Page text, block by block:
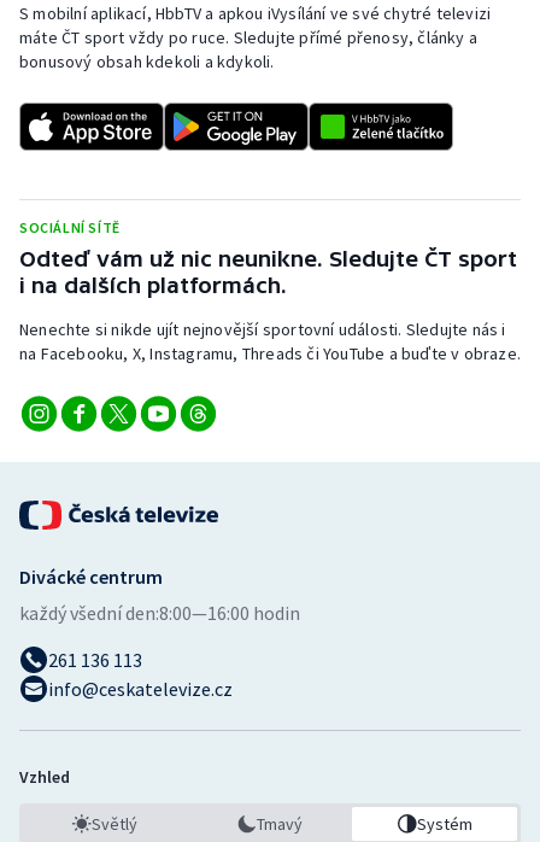
S mobilní aplikací, HbbTV a apkou iVysílání ve své chytré televizi
máte ČT sport vždy po ruce. Sledujte přímé přenosy, články a
bonusový obsah kdekoli a kdykoli.
SOCIÁLNÍ SÍTĚ
Odteď vám už nic neunikne. Sledujte ČT sport
i na dalších platformách.
Nenechte si nikde ujít nejnovější sportovní události. Sledujte nás i
na Facebooku, X, Instagramu, Threads či YouTube a buďte v obraze.
Divácké centrum
každý všední den:8:00—16:00 hodin
261 136 113
info@ceskatelevize.cz
Vzhled
Světlý Tmavý Systém